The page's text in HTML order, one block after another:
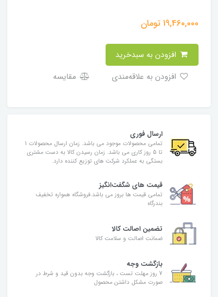
19,460,000تومان
مقایسه
ارسال فوری
تمامی محصولات موجود می باشد. زمان ارسال محصولات 1
تا 5 روز کاری می باشد. زمان رسیدن کالا به دست مشتری
بستگی به عملکرد شرکت های توزیع کننده دارد.
قیمت های شگفت‌انگیز
تمامی قیمت ها بروز می باشد.فروشگاه همواره تخفیف
بندرگاه
تضمین اصالت کالا
ضمانت اصالت و سلامت کالا
بازگشت وجه
7 روز مهلت تست ، بازگشت وجه بدون قید و شرط در
صورت مشکل داشتن محصول